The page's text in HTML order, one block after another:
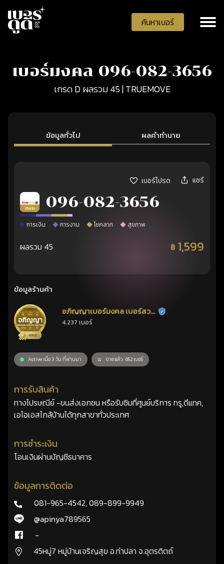
ค้นหาเบอร์
เบอร์มงคล 096-082-3656
เกรด D ผลรวม 45 | TRUEMOVE
ข้อมูลทั่วไป ผลคำทำนาย
เบอร์โปรด แชร์
เติมเงิน 096-082-3656
การเงิน การงาน โชคลาภ สุขภาพ
ผลรวม 45 ฿ 1,599
ข้อมูลร้านค้า
อภิญญาเบอร์มงคล เบอร์สวย
เลขศาสตร์
ร้านยืนยันแล้ว
4,237 เบอร์
Active เมื่อ 3 วัน ที่ผ่านมา ขายแล้ว : 652 เบอร์
การรับสินค้า
ทางไปรษณีย์ -ขนส่งเอกชน หรือรับซิมที่ศูนย์บริการ ทรู,ดีแทค,
เอไอเอสไกล้บ้านได้ทุกสาขาทั่วประเทศ
การชำระเงิน
โอนเงินผ่านบัญชีธนาคาร
ข้อมูลการติดต่อ
081-965-4542,089-899-9949
@apinya789565
-
45หมู่7 หมู่บ้านเจริญสุข อ.ท่าปลา จ.อุตรดิตถ์